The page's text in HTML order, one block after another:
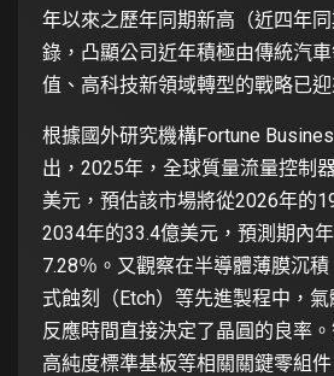
年以來之歷年同期新高（近四年
錄，凸顯公司近年積極由傳統汽
值、高科技新領域轉型的戰略已
根據國外研究機構Fortune
出，2025年，全球質量流量控制
美元，預估該市場將從2026年的
2034年的33.4億美元，預測期內
7.28％。又觀察在半導體薄膜沉
式蝕刻（Etch）等先進製程中，
反應時間直接決定了晶圓的良率
高純度標準基板等相關關鍵零組